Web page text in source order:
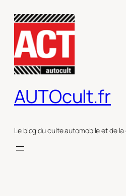
contenu
AUTOcult.fr
Le blog du culte automobile et de